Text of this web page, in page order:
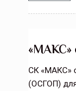
«МАКС»
СК «МАКС»
(ОСГОП) для